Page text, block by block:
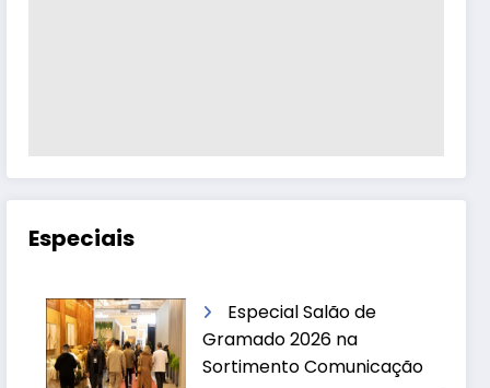
Especiais
Especial Salão de
Gramado 2026 na
Sortimento Comunicação